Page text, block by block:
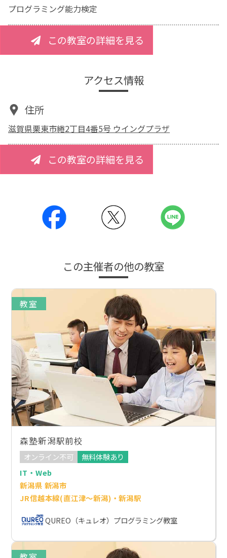
プログラミング能力検定
この教室の詳細を見る
アクセス情報
住所
滋賀県栗東市綣2丁目4番5号 ウイングプラザ
この教室の詳細を見る
この主催者の他の教室
教室
森塾新潟駅前校
オンライン不可
無料体験あり
IT・Web
新潟県 新潟市
JR信越本線(直江津～新潟)・新潟駅
QUREO（キュレオ）プログラミング教室